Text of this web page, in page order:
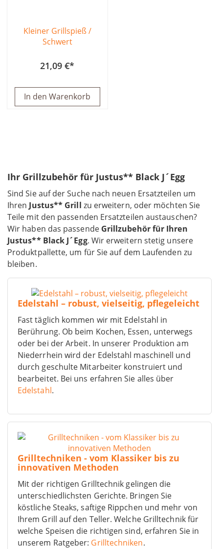
Kleiner Grillspieß /
Schwert
21,09 €
In den Warenkorb
Ihr Grillzubehör für Justus** Black J´Egg
Sind Sie auf der Suche nach neuen Ersatzteilen um
Ihren Justus** Grill zu erweitern, oder möchten Sie
Teile mit den passenden Ersatzteilen austauschen?
Wir haben das passende Grillzubehör für Ihren
Justus** Black J´Egg. Wir erweitern stetig unsere
Produktpallette, um für Sie auf dem Laufenden zu
bleiben.
Edelstahl – robust, vielseitig, pflegeleicht
Fast täglich kommen wir mit Edelstahl in
Berührung. Ob beim Kochen, Essen, unterwegs
oder bei der Arbeit. In unserer Produktion am
Niederrhein wird der Edelstahl maschinell und
durch geschulte Mitarbeiter konstruiert und
bearbeitet. Bei uns erfahren Sie alles über
Edelstahl.
Grilltechniken - vom Klassiker bis zu
innovativen Methoden
Mit der richtigen Grilltechnik gelingen die
unterschiedlichsten Gerichte. Bringen Sie
köstliche Steaks, saftige Rippchen und mehr von
Ihrem Grill auf den Teller. Welche Grilltechnik für
welche Speisen die richtigen sind, erfahren Sie in
unserem Ratgeber: Grilltechniken.